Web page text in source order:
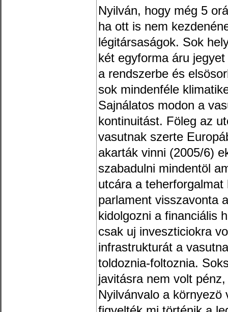
Nyilván, hogy még 5
ha ott is nem
légitársaságok. Sok
két egyforma áru
a rendszerbe és
sok mindenféle
Sajnálatos modon a
kontinuitást. Föleg az
vasutnak szerte
akarták vinni (2005/6)
szabadulni mindentöl
utcára a
parlament visszavonta
kidolgozni a financiális
csak uj inveszticiokra
infrastrukturát a
toldoznia-foltoznia.
javitásra nem volt
Nyilvánvalo a